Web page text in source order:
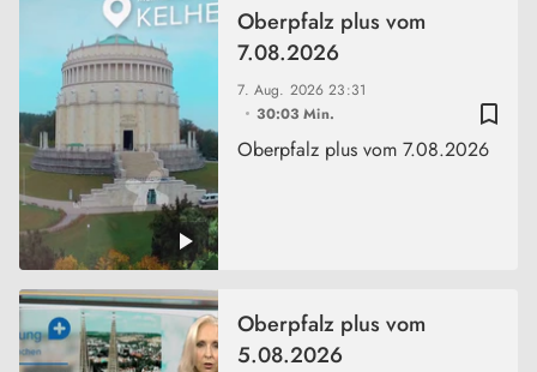
bookmark_border
7. Aug. 202623:31
30:03 Min.
Oberpfalz plus vom
7.08.2026
Oberpfalz plus vom 7.08.2026
Oberpfalz plus vom
5.08.2026